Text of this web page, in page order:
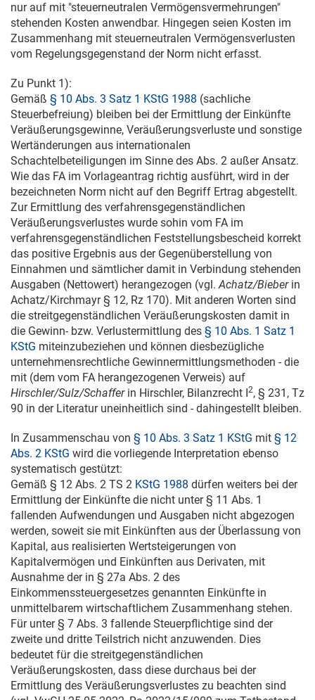
nur auf mit "steuerneutralen Vermögensvermehrungen"
stehenden Kosten anwendbar. Hingegen seien Kosten im
Zusammenhang mit steuerneutralen Vermögensverlusten
vom Regelungsgegenstand der Norm nicht erfasst.
Zu Punkt 1):
Gemäß § 10 Abs. 3 Satz 1 KStG 1988 (sachliche
Steuerbefreiung) bleiben bei der Ermittlung der Einkünfte
Veräußerungsgewinne, Veräußerungsverluste und sonstige
Wertänderungen aus internationalen
Schachtelbeteiligungen im Sinne des Abs. 2 außer Ansatz.
Wie das FA im Vorlageantrag richtig ausführt, wird in der
bezeichneten Norm nicht auf den Begriff Ertrag abgestellt.
Zur Ermittlung des verfahrensgegenständlichen
Veräußerungsverlustes wurde sohin vom FA im
verfahrensgegenständlichen Feststellungsbescheid korrekt
das positive Ergebnis aus der Gegenüberstellung von
Einnahmen und sämtlicher damit in Verbindung stehenden
Ausgaben (Nettowert) herangezogen (vgl.Achatz/Bieber in
Achatz/Kirchmayr § 12, Rz 170). Mit anderen Worten sind
die streitgegenständlichen Veräußerungskosten damit in
die Gewinn- bzw. Verlustermittlung des § 10 Abs. 1 Satz 1
KStG miteinzubeziehen und können diesbezügliche
unternehmensrechtliche Gewinnermittlungsmethoden - die
mit (dem vom FA herangezogenen Verweis) auf
Hirschler/Sulz/Schaffer in Hirschler, Bilanzrecht I2, § 231, Tz
90 in der Literatur uneinheitlich sind - dahingestellt bleiben.
In Zusammenschau von § 10 Abs. 3 Satz 1 KStG mit § 12
Abs. 2 KStG wird die vorliegende Interpretation ebenso
systematisch gestützt:
Gemäß § 12 Abs. 2 TS 2 KStG 1988 dürfen weiters bei der
Ermittlung der Einkünfte die nicht unter § 11 Abs. 1
fallenden Aufwendungen und Ausgaben nicht abgezogen
werden, soweit sie mit Einkünften aus der Überlassung von
Kapital, aus realisierten Wertsteigerungen von
Kapitalvermögen und Einkünften aus Derivaten, mit
Ausnahme der in § 27a Abs. 2 des
Einkommenssteuergesetzes genannten Einkünfte in
unmittelbarem wirtschaftlichem Zusammenhang stehen.
Für unter § 7 Abs. 3 fallende Steuerpflichtige sind der
zweite und dritte Teilstrich nicht anzuwenden. Dies
bedeutet für die streitgegenständlichen
Veräußerungskosten, dass diese durchaus bei der
Ermittlung des Veräußerungsverlustes zu beachten sind